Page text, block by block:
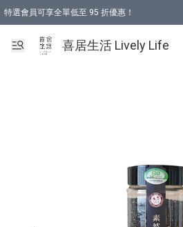
特選會員可享全單低至 95 折優惠！
購物折後滿$600免運費優惠 (減價貨品除外）
購物折後滿$320 即可免費於「順豐站」或「
喜居生活 Lively Life